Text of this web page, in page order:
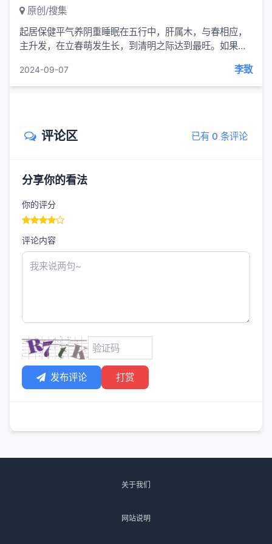
原创/搜集
起居保健平气养阴重睡眠在五行中，肝属木，与春相应，
主升发，在立春萌发生长，到清明之际达到最旺。如果肝
亢造成情绪失调，气血运行不畅。所以清明养肝应重...
2024-09-07 李致
评论区 已有 0 条评论
分享你的看法
你的评分
评论内容
发布评论 打赏
关于我们
网站说明